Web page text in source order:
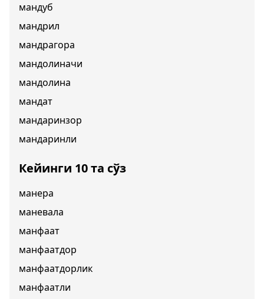
мандуб
мандрил
мандрагора
мандолиначи
мандолина
мандат
мандаринзор
мандаринли
Кейинги 10 та сўз
манера
маневала
манфаат
манфаатдор
манфаатдорлик
манфаатли